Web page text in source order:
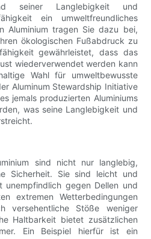
seiner Langlebigkeit und
ein umweltfreundliches
Aluminium tragen Sie dazu bei,
ökologischen Fußabdruck zu
gewährleistet, dass das
wiederverwendet werden kann
Wahl für umweltbewusste
Aluminum Stewardship Initiative
jemals produzierten Aluminiums
was seine Langlebigkeit und
sind nicht nur langlebig,
Sicherheit. Sie sind leicht und
unempfindlich gegen Dellen und
extremen Wetterbedingungen
versehentliche Stöße weniger
Haltbarkeit bietet zusätzlichen
Ein Beispiel hierfür ist ein